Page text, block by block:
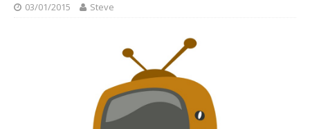
03/01/2015 Steve